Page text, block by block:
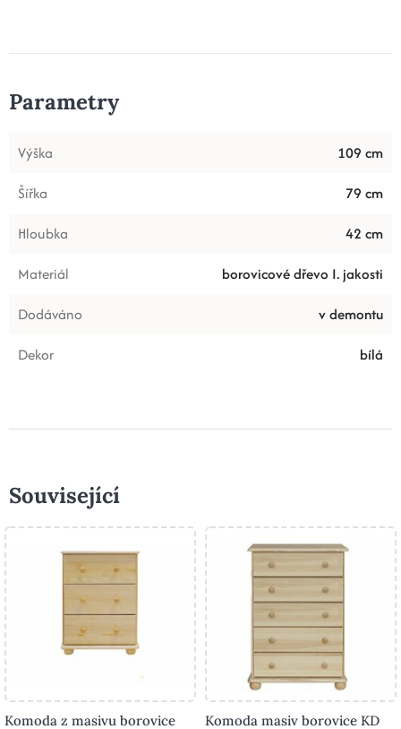
Parametry
Výška
109 cm
Šířka
79 cm
Hloubka
42 cm
Materiál
borovicové dřevo I. jakosti
Dodáváno
v demontu
Dekor
bílá
Související
Komoda z masivu borovice Komoda masiv borovice KD